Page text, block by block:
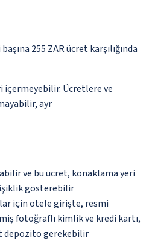
255 ZAR ücret karşılığında
içermeyebilir. Ücretlere ve
ayr
ve bu ücret, konaklama yeri
gösterebilir
için otele girişte, resmi
fotoğraflı kimlik ve kredi kartı,
depozito gerekebilir